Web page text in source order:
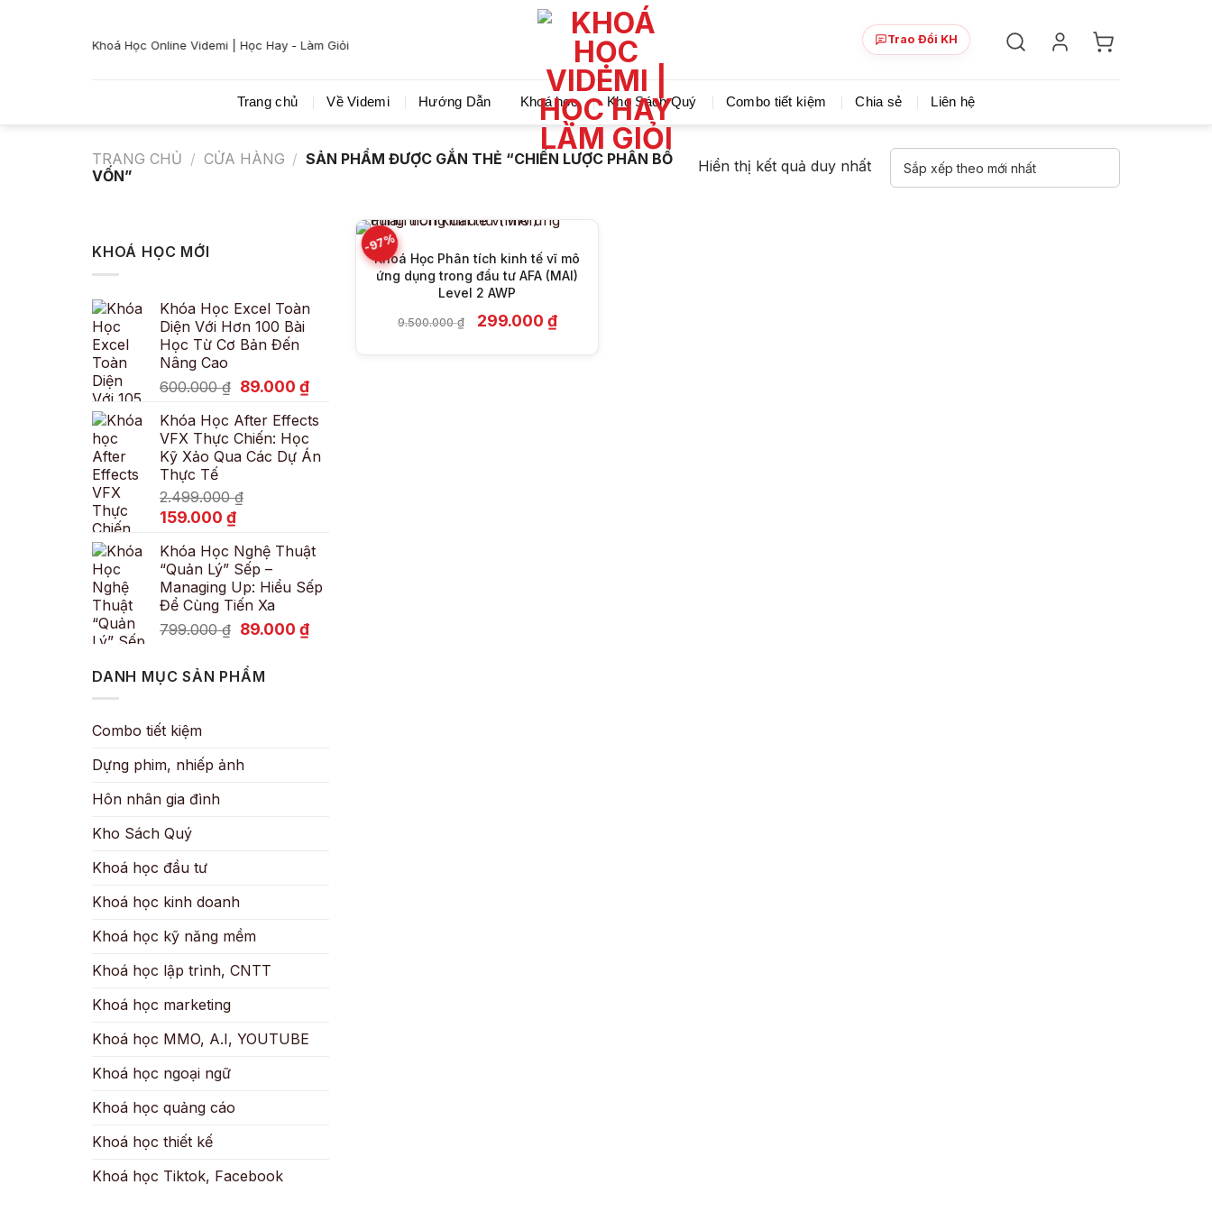
Khoá Học Online Videmi | Học Hay - Làm Giỏi Videmi giúp bạn học tiết kiệm và tiến bộ hơn mỗi ngày! Chia sẻ khoá học giá rẻ cho những ai hạn hẹp
Trao Đổi KH
Trang chủ Về Videmi Hướng Dẫn Khoá học Kho Sách Quý Combo tiết kiệm Chia sẻ Liên hệ
TRANG CHỦ / CỬA HÀNG / SẢN PHẨM ĐƯỢC GẮN THẺ “CHIẾN LƯỢC PHÂN BỔ
VỐN”
Hiển thị kết quả duy nhất
KHOÁ HỌC MỚI
Khóa Học Excel Toàn
Diện Với Hơn 100 Bài
Học Từ Cơ Bản Đến
Nâng Cao
600.000₫ Giá
là:
600.000 ₫.
89.000 ₫Giá
tại
là:
89.000 ₫.
Khóa Học After Effects
VFX Thực Chiến: Học
Kỹ Xảo Qua Các Dự Án
Thực Tế
2.499.000₫
Giá
là:
2.499.000 ₫.
159.000 ₫Giá
tại
là:
159.000 ₫.
Khóa Học Nghệ Thuật
“Quản Lý” Sếp –
Managing Up: Hiểu Sếp
Để Cùng Tiến Xa
799.000₫ Giá
là:
799.000 ₫.
89.000 ₫Giá
DANH MỤC SẢN PHẨM
Combo tiết kiệm
Dựng phim, nhiếp ảnh
Hôn nhân gia đình
Kho Sách Quý
Khoá học đầu tư
Khoá học kinh doanh
Khoá học kỹ năng mềm
Khoá học lập trình, CNTT
Khoá học marketing
Khoá học MMO, A.I, YOUTUBE
Khoá học ngoại ngữ
Khoá học quảng cáo
Khoá học thiết kế
Khoá học Tiktok, Facebook
-97%
Khoá Học Phân tích kinh tế vĩ mô
ứng dụng trong đầu tư AFA (MAI)
Level 2 AWP
9.500.000₫ Giá
299.000 ₫Giá
hiện